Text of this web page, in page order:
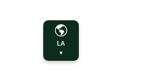
LA
▼